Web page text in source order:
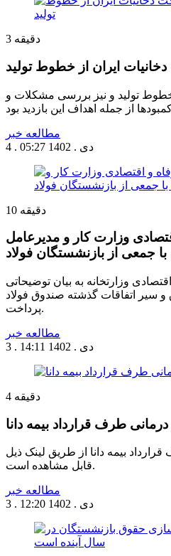
3 دقیقه
ایران از خطوط تولید
تولید و نیز بررسی مشکلات و
مطالعه خبر
4 . دی . 1402
05:27
10 دقیقه
وزارت کار و مدیرعامل
جمعی از بازنشستگان فولاد
وزارتخانه به بیان توضیحاتی
اتفاقات گذشته صندوق فولاد
پرداخت.
مطالعه خبر
3 . دی . 1402
14:11
4 دقیقه
طرف قرارداد بیمه دانا
بیمه دانا از طریق لینک ذیل
قابل مشاهده است.
مطالعه خبر
3 . دی . 1402
12:20